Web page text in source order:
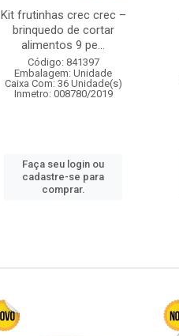
Kit frutinhas crec crec –
brinquedo de cortar
alimentos 9 pe...
Código: 841397
Embalagem: Unidade
Caixa Com: 36 Unidade(s)
Inmetro: 008780/2019
Faça seu login ou
cadastre-se para
comprar.